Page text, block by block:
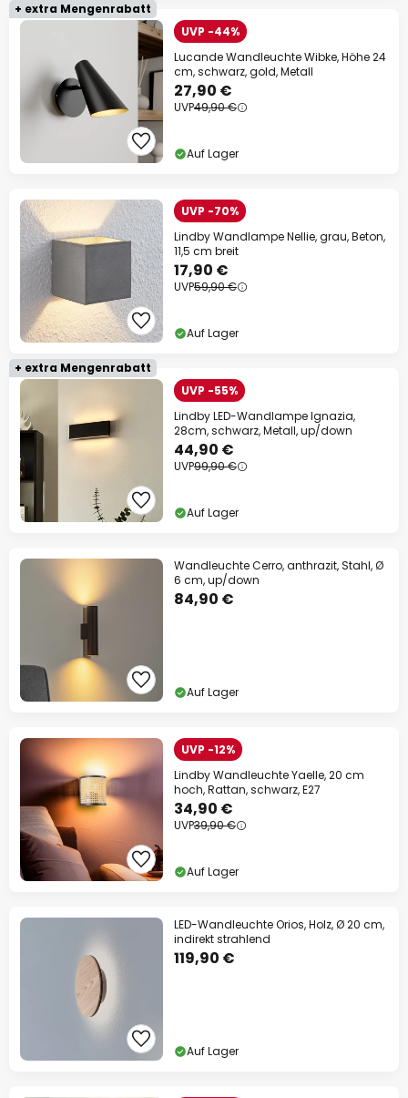
+ extra Mengenrabatt
UVP -44%
Lucande Wandleuchte Wibke, Höhe 24
cm, schwarz, gold, Metall
27,90 €
UVP49,90 €
Auf Lager
UVP -70%
Lindby Wandlampe Nellie, grau, Beton,
11,5 cm breit
17,90 €
UVP59,90 €
Auf Lager
+ extra Mengenrabatt
UVP -55%
Lindby LED-Wandlampe Ignazia,
28cm, schwarz, Metall, up/down
44,90 €
UVP99,90 €
Auf Lager
Wandleuchte Cerro, anthrazit, Stahl, Ø
6 cm, up/down
84,90 €
Auf Lager
UVP -12%
Lindby Wandleuchte Yaelle, 20 cm
hoch, Rattan, schwarz, E27
34,90 €
UVP39,90 €
Auf Lager
LED-Wandleuchte Orios, Holz, Ø 20 cm,
indirekt strahlend
119,90 €
Auf Lager